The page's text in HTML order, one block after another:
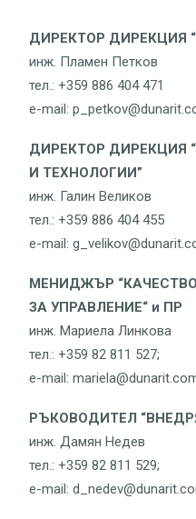
ДИРЕКТОР ДИРЕКЦИЯ
инж. Пламен Петков
тел.: +359 886 404 471
e-mail:
ДИРЕКТОР ДИРЕКЦИЯ
И ТЕХНОЛОГИИ”
инж. Галин Великов
тел.: +359 886 404 455
e-mail:
МЕНИДЖЪР
ЗА УПРАВЛЕНИЕ“ и ПР
инж. Мариела Линкова
тел.: +359 82 811 527;
e-mail:
РЪКОВОДИТЕЛ
инж. Дамян Недев
тел.: +359 82 811 529;
e-mail: